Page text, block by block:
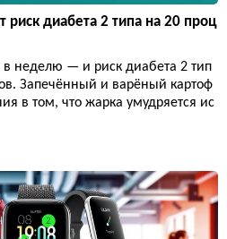
диабета 2 типа на 20 проц
в неделю — и риск диабета 2 тип
Запечённый и варёный картоф
в том, что жарка умудряется ис